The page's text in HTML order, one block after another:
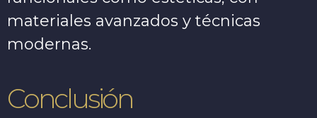
materiales avanzados y técnicas
modernas.
Conclusión